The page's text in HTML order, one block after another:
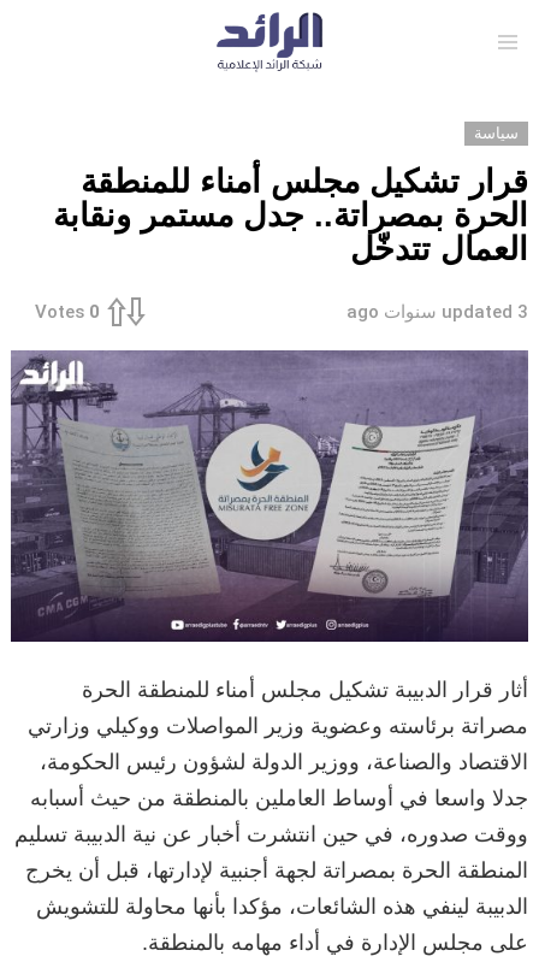
سياسة
قرار تشكيل مجلس أمناء للمنطقة
الحرة بمصراتة.. جدل مستمر ونقابة
العمال تتدخّل
updated 3 سنوات ago 0
Votes
أثار قرار الدبيبة تشكيل مجلس أمناء للمنطقة الحرة
مصراتة برئاسته وعضوية وزير المواصلات ووكيلي وزارتي
الاقتصاد والصناعة، ووزير الدولة لشؤون رئيس الحكومة،
جدلا واسعا في أوساط العاملين بالمنطقة من حيث أسبابه
ووقت صدوره، في حين انتشرت أخبار عن نية الدبيبة تسليم
المنطقة الحرة بمصراتة لجهة أجنبية لإدارتها، قبل أن يخرج
الدبيبة لينفي هذه الشائعات، مؤكدا بأنها محاولة للتشويش
على مجلس الإدارة في أداء مهامه بالمنطقة.